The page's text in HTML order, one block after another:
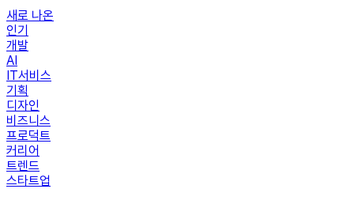
새로 나온
인기
개발
AI
IT서비스
기획
디자인
비즈니스
프로덕트
커리어
트렌드
스타트업